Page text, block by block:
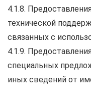
4.1.8.
технической
связанных с
4.1.9.
специальных
иных сведений от